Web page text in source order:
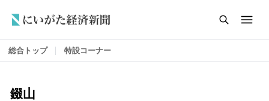
総合トップ 特設コーナー
錣山